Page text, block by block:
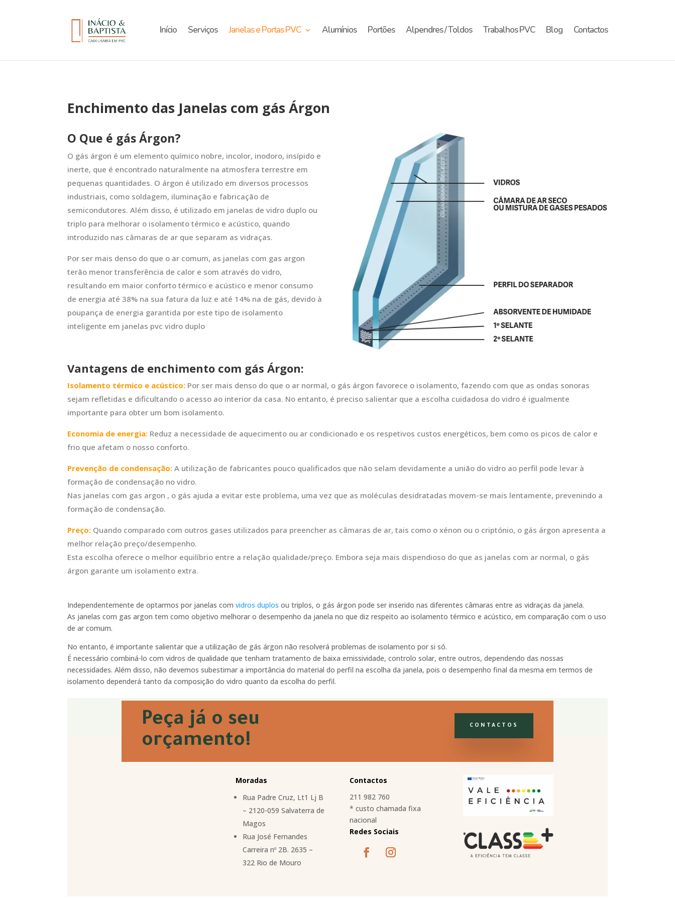
Início Serviços Janelas e Portas PVC Alumínios Portões Alpendres / Toldos Trabalhos PVC Blog Contactos
Enchimento das Janelas com gás Árgon
O Que é gás Árgon?
O gás árgon é um elemento químico nobre, incolor, inodoro, insípido e
inerte, que é encontrado naturalmente na atmosfera terrestre em
pequenas quantidades. O árgon é utilizado em diversos processos
industriais, como soldagem, iluminação e fabricação de
semicondutores. Além disso, é utilizado em janelas de vidro duplo ou
triplo para melhorar o isolamento térmico e acústico, quando
introduzido nas câmaras de ar que separam as vidraças.
Por ser mais denso do que o ar comum, as janelas com gas argon
terão menor transferência de calor e som através do vidro,
resultando em maior conforto térmico e acústico e menor consumo
de energia até 38% na sua fatura da luz e até 14% na de gás, devido à
poupança de energia garantida por este tipo de isolamento
inteligente em janelas pvc vidro duplo
Vantagens de enchimento com gás Árgon:
Isolamento térmico e acústico: Por ser mais denso do que o ar normal, o gás árgon favorece o isolamento, fazendo com que as ondas sonoras
sejam refletidas e dificultando o acesso ao interior da casa. No entanto, é preciso salientar que a escolha cuidadosa do vidro é igualmente
importante para obter um bom isolamento.
Economia de energia: Reduz a necessidade de aquecimento ou ar condicionado e os respetivos custos energéticos, bem como os picos de calor e
frio que afetam o nosso conforto.
Prevenção de condensação: A utilização de fabricantes pouco qualificados que não selam devidamente a união do vidro ao perfil pode levar à
formação de condensação no vidro.
Nas janelas com gas argon , o gás ajuda a evitar este problema, uma vez que as moléculas desidratadas movem-se mais lentamente, prevenindo a
formação de condensação.
Preço: Quando comparado com outros gases utilizados para preencher as câmaras de ar, tais como o xénon ou o criptónio, o gás árgon apresenta a
melhor relação preço/desempenho.
Esta escolha oferece o melhor equilíbrio entre a relação qualidade/preço. Embora seja mais dispendioso do que as janelas com ar normal, o gás
árgon garante um isolamento extra.
Independentemente de optarmos por janelas comvidros duplos ou triplos, o gás árgon pode ser inserido nas diferentes câmaras entre as vidraças da janela.
As janelas com gas argon tem como objetivo melhorar o desempenho da janela no que diz respeito ao isolamento térmico e acústico, em comparação com o uso
de ar comum.
No entanto, é importante salientar que a utilização de gás árgon não resolverá problemas de isolamento por si só.
É necessário combiná-lo com vidros de qualidade que tenham tratamento de baixa emissividade, controlo solar, entre outros, dependendo das nossas
necessidades. Além disso, não devemos subestimar a importância do material do perfil na escolha da janela, pois o desempenho final da mesma em termos de
isolamento dependerá tanto da composição do vidro quanto da escolha do perfil.
Peça já o seu
orçamento!
CONTACTOS
Moradas
Rua Padre Cruz, Lt1 Lj B
– 2120-059 Salvaterra de
Magos
Rua José Fernandes
Carreira nº 2B. 2635 –
322 Rio de Mouro
Contactos
211 982 760
* custo chamada fixa
nacional
Redes Sociais